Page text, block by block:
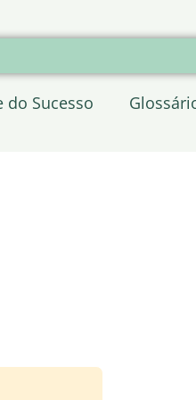
do Sucesso